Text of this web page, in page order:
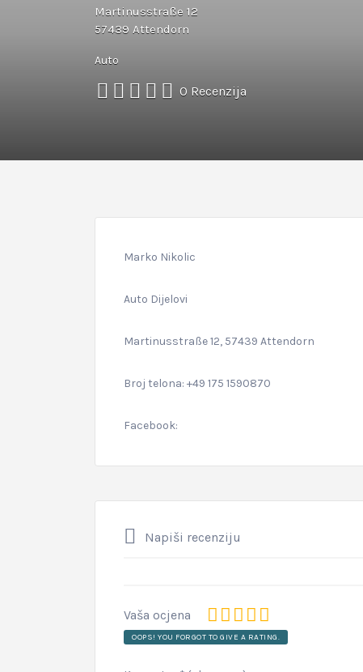
Martinusstraße 12
57439 Attendorn
Auto
0 Recenzija
Marko Nikolic
Auto Dijelovi
Martinusstraße 12, 57439 Attendorn
Broj telona: +49 175 1590870
Facebook:
Napiši recenziju
Vaša ocjena
OOPS! YOU FORGOT TO GIVE A RATING.